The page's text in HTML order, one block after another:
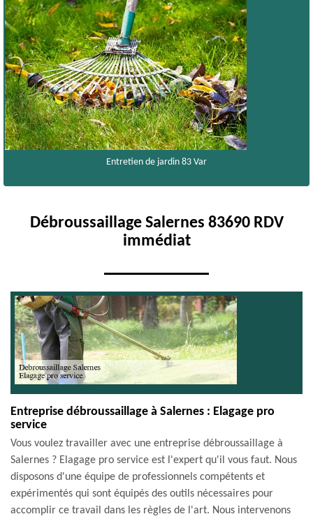
Entretien de jardin 83 Var
Débroussaillage Salernes 83690 RDV
immédiat
Entreprise débroussaillage à Salernes : Elagage pro
service
Vous voulez travailler avec une entreprise débroussaillage à
Salernes ? Elagage pro service est l'expert qu'il vous faut. Nous
disposons d'une équipe de professionnels compétents et
expérimentés qui sont équipés des outils nécessaires pour
accomplir ce travail dans les règles de l'art. Nous intervenons